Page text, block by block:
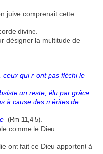
juive comprenait cette
divine.
désigner la multitude de
qui n’ont pas fléchi le
un reste, élu par grâce.
à cause des mérites de
(Rm 11 ,4-5)
comme le Dieu
ont fait de Dieu apportent à